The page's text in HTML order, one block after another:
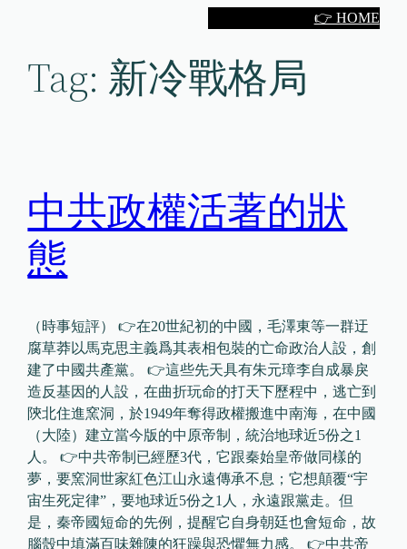
👉 HOME
Tag: 新冷戰格局
中共政權活著的狀
態
（時事短評） 👉在20世紀初的中國，毛澤東等一群迂
腐草莽以馬克思主義爲其表相包裝的亡命政治人設，創
建了中國共產黨。 👉這些先天具有朱元璋李自成暴戾
造反基因的人設，在曲折玩命的打天下歷程中，逃亡到
陝北住進窯洞，於1949年奪得政權搬進中南海，在中國
（大陸）建立當今版的中原帝制，統治地球近5份之1
人。 👉中共帝制已經歷3代，它跟秦始皇帝做同樣的
夢，要窯洞世家紅色江山永遠傳承不息；它想顛覆“宇
宙生死定律”，要地球近5份之1人，永遠跟黨走。但
是，秦帝國短命的先例，提醒它自身朝廷也會短命，故
腦殼中填滿百味雜陳的狂躁與恐懼無力感。 👉中共帝